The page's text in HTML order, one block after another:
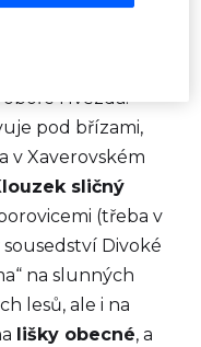
či Klánovickém
v Praze
Hvězda.
pod břízami,
v Xaverovském
sličný
(třeba v
Divoké
na slunných
lesů, ale i na
lišky obecné, a